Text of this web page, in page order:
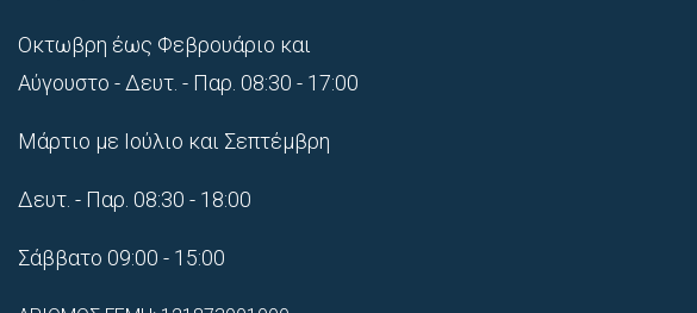
Οκτωβρη έως Φεβρουάριο και
Αύγουστο - Δευτ. - Παρ. 08:30 - 17:00
Μάρτιο με Ιούλιο και Σεπτέμβρη
Δευτ. - Παρ. 08:30 - 18:00
Σάββατο 09:00 - 15:00